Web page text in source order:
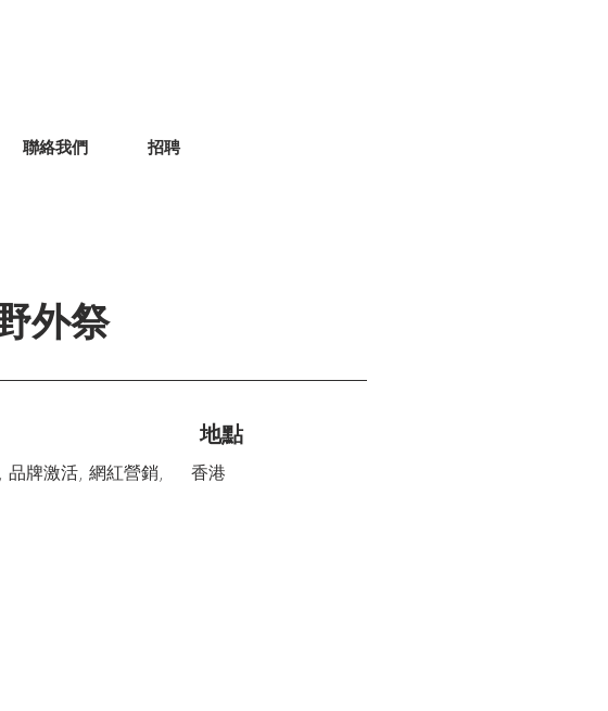
聯絡我們 招聘
外祭
品牌激活, 網紅營銷,
地點
香港